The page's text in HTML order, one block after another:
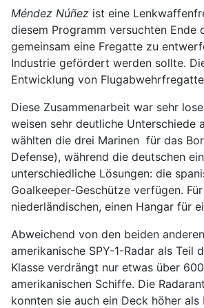
Méndez Núñez ist eine
diesem Programm versuchten Ende
gemeinsam eine Fregatte zu
Industrie gefördert werden sollte.
Entwicklung von
Diese Zusammenarbeit war sehr
weisen sehr deutliche Unterschiede
wählten die drei Marinen für das
Defense), während die deutschen
unterschiedliche Lösungen: die
Goalkeeper-Geschütze verfügen.
niederländischen, einen Hangar für
Abweichend von den beiden
amerikanische SPY-1-Radar als
Klasse verdrängt nur etwas über
amerikanischen Schiffe. Die
konnten sie auch ein Deck höher